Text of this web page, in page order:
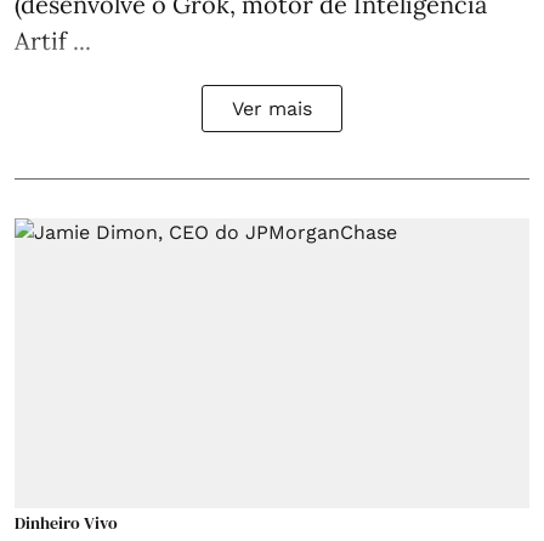
Artif ...
Ver mais
Dinheiro Vivo